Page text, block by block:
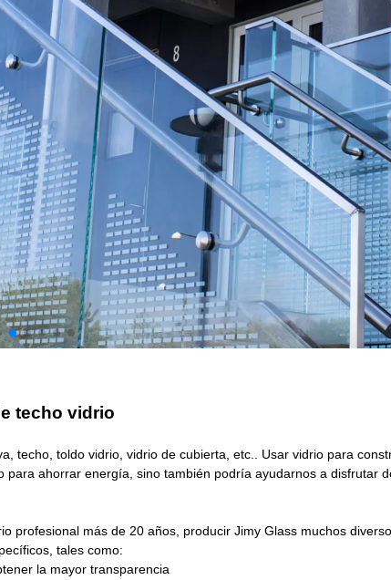
techo vidrio
techo, toldo vidrio, vidrio de cubierta, etc.. Usar vidrio para
para ahorrar energía, sino también podría ayudarnos a disfrutar
profesional más de 20 años, producir Jimy Glass muchos
tales como:
la mayor transparencia